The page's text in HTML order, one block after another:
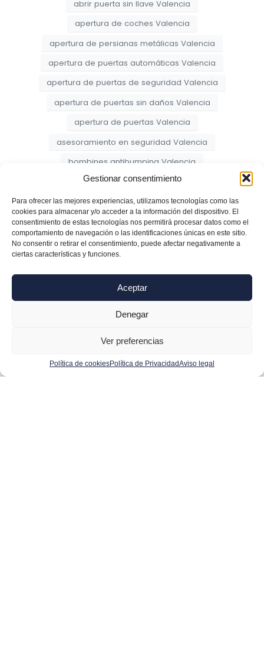
Gestionar consentimiento
Para ofrecer las mejores experiencias, utilizamos tecnologías como las
cookies para almacenar y/o acceder a la información del dispositivo. El
consentimiento de estas tecnologías nos permitirá procesar datos como el
comportamiento de navegación o las identificaciones únicas en este sitio.
No consentir o retirar el consentimiento, puede afectar negativamente a
ciertas características y funciones.
Aceptar
Denegar
Ver preferencias
Política de cookiesPolítica de PrivacidadAviso legal
abrir puerta sin llave Valencia
apertura de coches Valencia
apertura de persianas metálicas Valencia
apertura de puertas automáticas Valencia
apertura de puertas de seguridad Valencia
apertura de puertas sin daños Valencia
apertura de puertas Valencia
asesoramiento en seguridad Valencia
bombines antibumping Valencia
cambio de bombines de seguridad Valencia
cambio de bombines Valencia
cambio de cerraduras Valencia
cerraduras de alta seguridad Valencia
cerraduras electrónicas Valencia
cerrajería integral Valencia
cerrajería para empresas Valencia
cerrajería profesional Colón Valencia
cerrajería profesional Eixample Valencia